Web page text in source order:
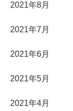
2021年8月
2021年7月
2021年6月
2021年5月
2021年4月